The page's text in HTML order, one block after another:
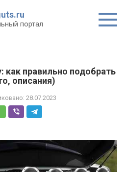
портал
как правильно подобрать
описания)
28.07.2023